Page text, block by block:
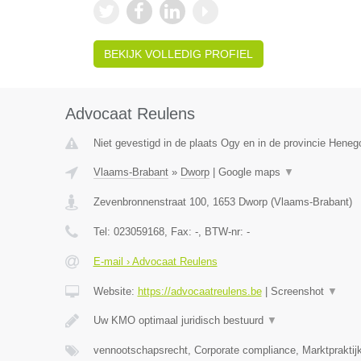
BEKIJK VOLLEDIG PROFIEL
Advocaat Reulens
Niet gevestigd in de plaats Ogy en in de provincie
Vlaams-Brabant» Dworp| Google maps ▼
Zevenbronnenstraat 100, 1653 Dworp(Vlaams-Brabant)
Tel: 023059168, Fax: -, BTW-nr: -
E-mail › Advocaat Reulens
Website: https://advocaatreulens.be| Screenshot ▼
Uw KMO optimaal juridisch bestuurd ▼
vennootschapsrecht, Corporate compliance,